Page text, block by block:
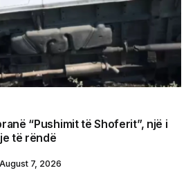
“Pushimit të Shoferit”, një i
të rëndë
August 7, 2026